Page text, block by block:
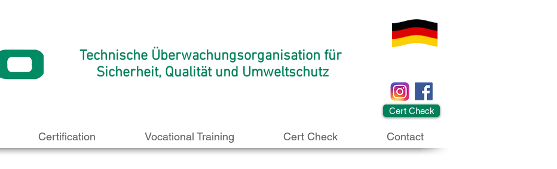
Technische Überwachungsorganisation für
Sicherheit, Qualität und Umweltschutz
Cert Check
Certification Vocational Training Cert Check Contact